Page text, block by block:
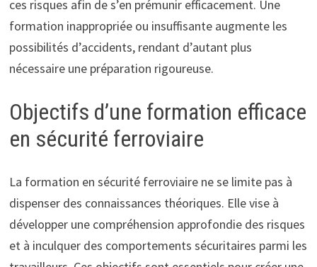
ces risques afin de s’en prémunir efficacement. Une
formation inappropriée ou insuffisante augmente les
possibilités d’accidents, rendant d’autant plus
nécessaire une préparation rigoureuse.
Objectifs d’une formation efficace
en sécurité ferroviaire
La formation en sécurité ferroviaire ne se limite pas à
dispenser des connaissances théoriques. Elle vise à
développer une compréhension approfondie des risques
et à inculquer des comportements sécuritaires parmi les